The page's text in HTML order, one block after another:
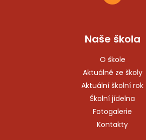
Naše škola
O škole
Aktuálně ze školy
Aktuální školní rok
Školní jídelna
Fotogalerie
Kontakty